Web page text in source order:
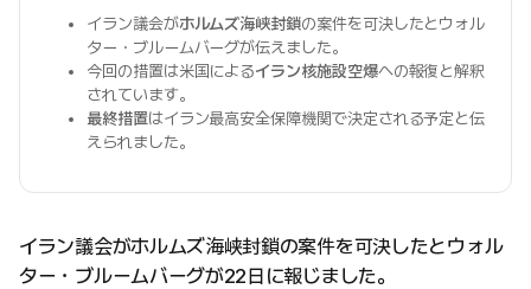
イラン議会がホルムズ海峡封鎖の案件を可決したとウォル
ター・ブルームバーグが伝えました。
今回の措置は米国によるイラン核施設空爆への報復と解釈
されています。
最終措置はイラン最高安全保障機関で決定される予定と伝
えられました。
イラン議会がホルムズ海峡封鎖の案件を可決したとウォル
ター・ブルームバーグが22日に報じました。